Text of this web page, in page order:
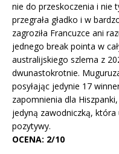
nie do przeskoczenia i nie
przegrała gładko i w
zagroziła Francuzce ani
jednego break pointa w
australijskiego szlema z
dwunastokrotnie.
posyłając jedynie 17
zapomnienia dla
jedyną zawodniczką,
pozytywy.
OCENA: 2/10